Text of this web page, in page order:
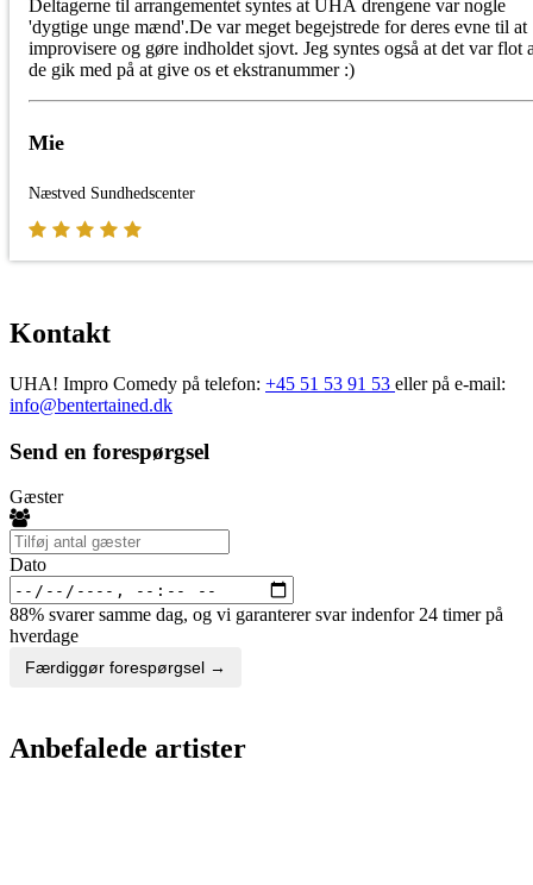
Deltagerne til arrangementet syntes at UHA drengene var nogle
'dygtige unge mænd'.De var meget begejstrede for deres evne til at
improvisere og gøre indholdet sjovt. Jeg syntes også at det var flot
de gik med på at give os et ekstranummer :)
Mie
Næstved Sundhedscenter
Kontakt
UHA! Impro Comedy på telefon: +45 51 53 91 53 eller på e-mail:
info@bentertained.dk
Send en forespørgsel
Gæster
Dato
88% svarer samme dag, og vi garanterer svar indenfor 24 timer på
hverdage
Færdiggør forespørgsel →
Anbefalede artister